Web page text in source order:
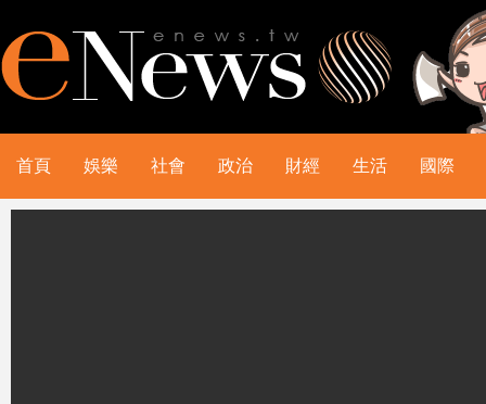
首頁 娛樂 社會 政治 財經 生活 國際